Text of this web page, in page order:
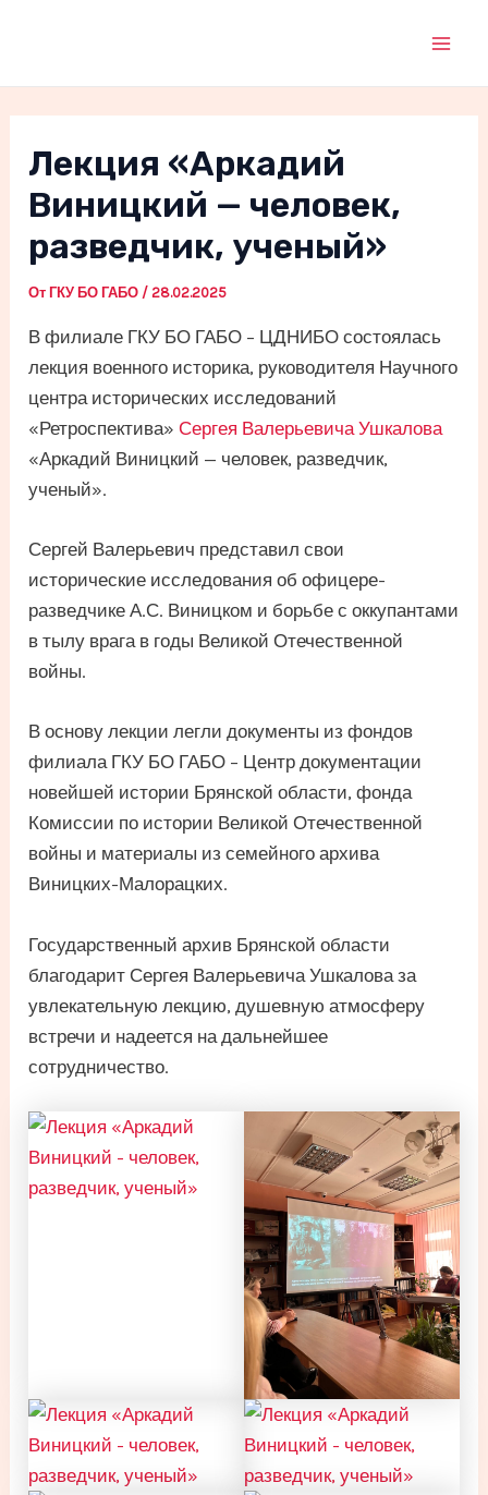
Лекция «Аркадий
Виницкий — человек,
разведчик, ученый»
От ГКУ БО ГАБО /28.02.2025
В филиале ГКУ БО ГАБО – ЦДНИБО состоялась
лекция военного историка, руководителя Научного
центра исторических исследований
«Ретроспектива»Сергея Валерьевича Ушкалова
«Аркадий Виницкий — человек, разведчик,
ученый».
Сергей Валерьевич представил свои
исторические исследования об офицере-
разведчике А.С. Виницком и борьбе с оккупантами
в тылу врага в годы Великой Отечественной
войны.
В основу лекции легли документы из фондов
филиала ГКУ БО ГАБО – Центр документации
новейшей истории Брянской области, фонда
Комиссии по истории Великой Отечественной
войны и материалы из семейного архива
Виницких-Малорацких.
Государственный архив Брянской области
благодарит Сергея Валерьевича Ушкалова за
увлекательную лекцию, душевную атмосферу
встречи и надеется на дальнейшее
сотрудничество.